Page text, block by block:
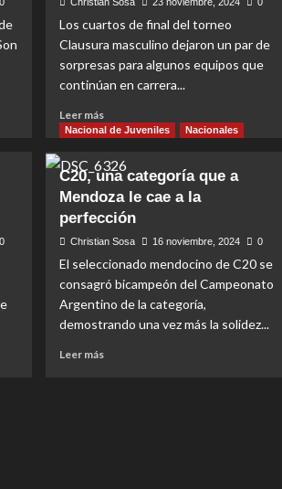
Torneo
Argentino
de
Clubes?
Los cuartos de final del torneo
Clausura masculino dejaron un par de
sorpresas para algunos equipos que
continúan en carrera...
Leer másRead
more
Godoy
Cruz
avanzó
a
y
también
clasificó
a
División
0
Nacional de Juveniles Nacionales
C20, una categoría que a
Mendoza le cae a la
perfección
Christian Sosa 16 noviembre, 2024 0
El seleccionado mendocino de C20 se
consagró bicampeón del Campeonato
Argentino de la categoría,
demostrando una vez más la solidez...
Leer másRead